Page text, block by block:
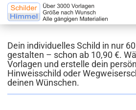
Dein individuelles Schild in nur
gestalten – schon ab 10,90 €.
Vorlagen und erstelle dein
Hinweisschild oder
deinen Wünschen.